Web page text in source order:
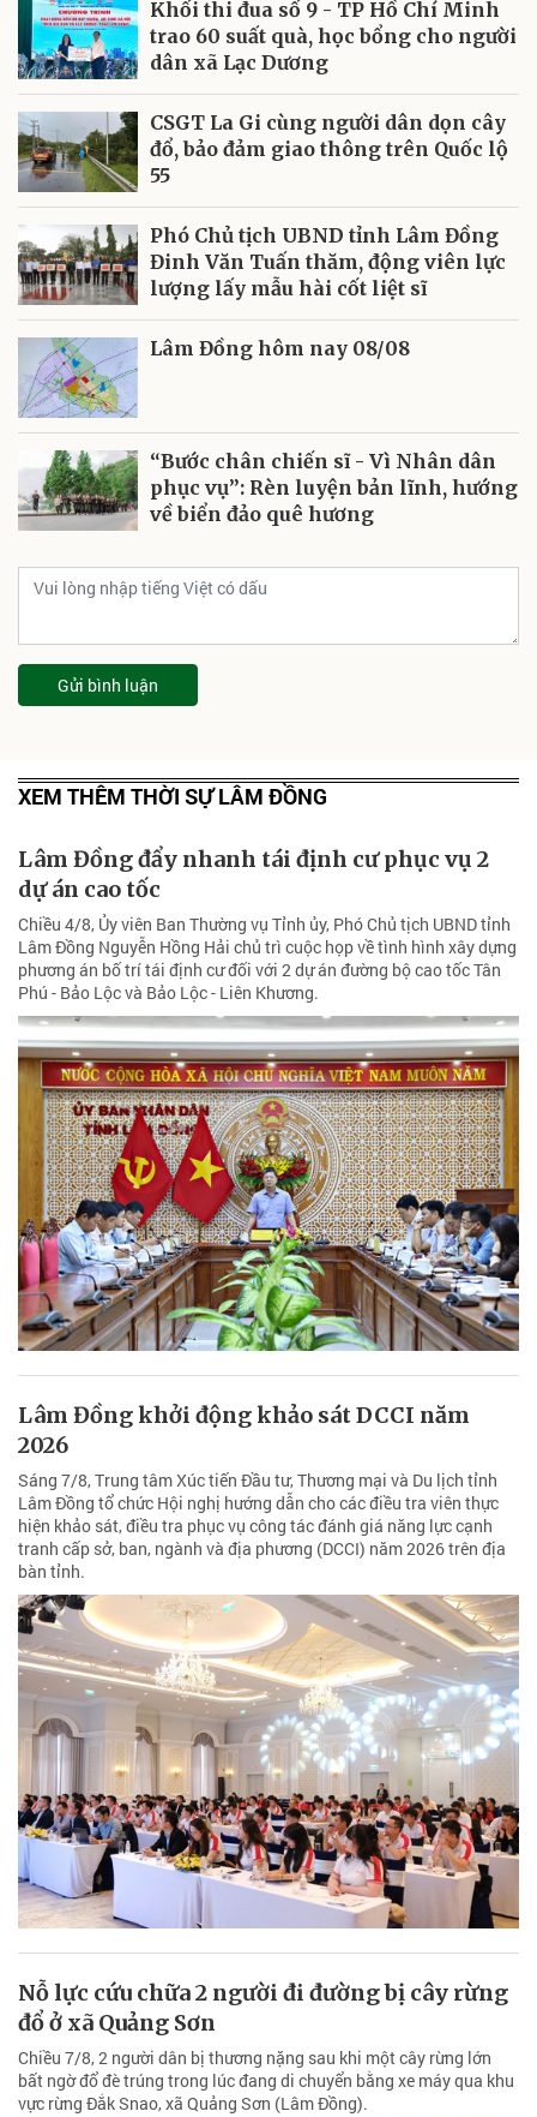
Khối thi đua số 9 - TP Hồ Chí Minh
trao 60 suất quà, học bổng cho người
dân xã Lạc Dương
CSGT La Gi cùng người dân dọn cây
đổ, bảo đảm giao thông trên Quốc lộ
55
Phó Chủ tịch UBND tỉnh Lâm Đồng
Đinh Văn Tuấn thăm, động viên lực
lượng lấy mẫu hài cốt liệt sĩ
Lâm Đồng hôm nay 08/08
“Bước chân chiến sĩ - Vì Nhân dân
phục vụ”: Rèn luyện bản lĩnh, hướng
về biển đảo quê hương
Gửi bình luận
XEM THÊM THỜI SỰ LÂM ĐỒNG
Lâm Đồng đẩy nhanh tái định cư phục vụ 2
dự án cao tốc
Chiều 4/8, Ủy viên Ban Thường vụ Tỉnh ủy, Phó Chủ tịch UBND tỉnh
Lâm Đồng Nguyễn Hồng Hải chủ trì cuộc họp về tình hình xây dựng
phương án bố trí tái định cư đối với 2 dự án đường bộ cao tốc Tân
Phú - Bảo Lộc và Bảo Lộc - Liên Khương.
Lâm Đồng khởi động khảo sát DCCI năm
2026
Sáng 7/8, Trung tâm Xúc tiến Đầu tư, Thương mại và Du lịch tỉnh
Lâm Đồng tổ chức Hội nghị hướng dẫn cho các điều tra viên thực
hiện khảo sát, điều tra phục vụ công tác đánh giá năng lực cạnh
tranh cấp sở, ban, ngành và địa phương (DCCI) năm 2026 trên địa
bàn tỉnh.
Nỗ lực cứu chữa 2 người đi đường bị cây rừng
đổ ở xã Quảng Sơn
Chiều 7/8, 2 người dân bị thương nặng sau khi một cây rừng lớn
bất ngờ đổ đè trúng trong lúc đang di chuyển bằng xe máy qua khu
vực rừng Đắk Snao, xã Quảng Sơn (Lâm Đồng).